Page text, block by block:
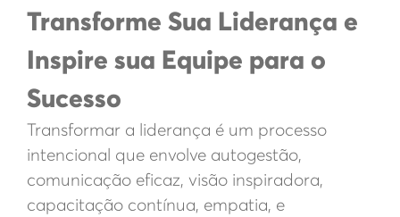
Transforme Sua Liderança e
Inspire sua Equipe para o
Sucesso
Transformar a liderança é um processo
intencional que envolve autogestão,
comunicação eficaz, visão inspiradora,
capacitação contínua, empatia, e